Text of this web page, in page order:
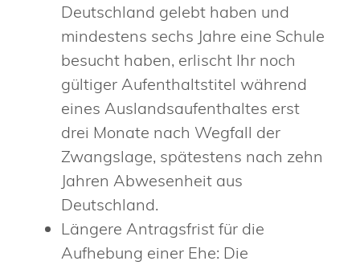
Deutschland gelebt haben und
mindestens sechs Jahre eine Schule
besucht haben, erlischt Ihr noch
gültiger Aufenthaltstitel während
eines Auslandsaufenthaltes erst
drei Monate nach Wegfall der
Zwangslage, spätestens nach zehn
Jahren Abwesenheit aus
Deutschland.
Längere Antragsfrist für die
Aufhebung einer Ehe: Die